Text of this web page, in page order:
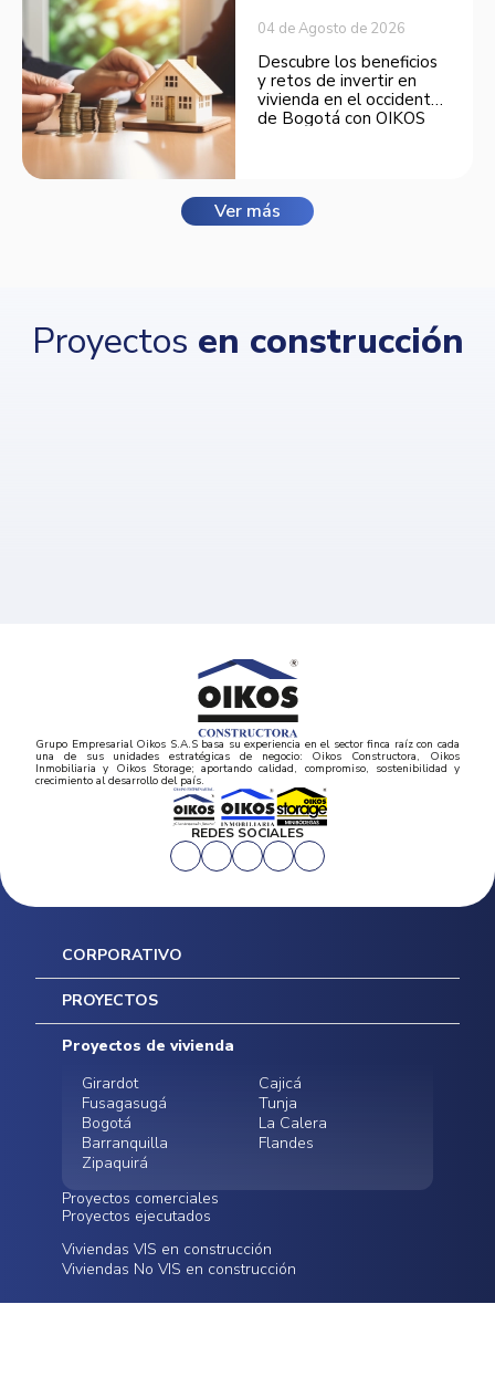
04 de Agosto de 2026
Descubre los beneficios
y retos de invertir en
vivienda en el occidente
de Bogotá con OIKOS
Ver más
Proyectos en construcción
Grupo Empresarial Oikos S.A.S basa su experiencia en el sector finca raíz con cada
una de sus unidades estratégicas de negocio: Oikos Constructora, Oikos
Inmobiliaria y Oikos Storage; aportando calidad, compromiso, sostenibilidad y
crecimiento al desarrollo del país.
REDES SOCIALES
CORPORATIVO
Inicio
Mapa del sitio
Postventas
Contratación Directa
Noticias
PROYECTOS
Proyectos de vivienda
Girardot
Cajicá
Fusagasugá
Tunja
Bogotá
La Calera
Barranquilla
Flandes
Zipaquirá
Proyectos comerciales
Funza
Infinitum Zentral
Bodegas - ALMAX
Centro Comercial
Proyectos ejecutados
Conoce nuestros
proyectos ejecutados
Viviendas VIS en construcción
Viviendas No VIS en construcción